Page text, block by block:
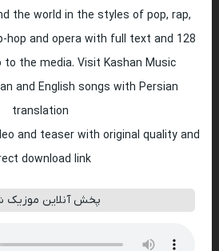
the world in the styles of pop, rap,
hop and opera with full text and 128
to the media. Visit Kashan Music
and English songs with Persian
translation
and teaser with original quality and
download link
پخش آنلاین موزیک